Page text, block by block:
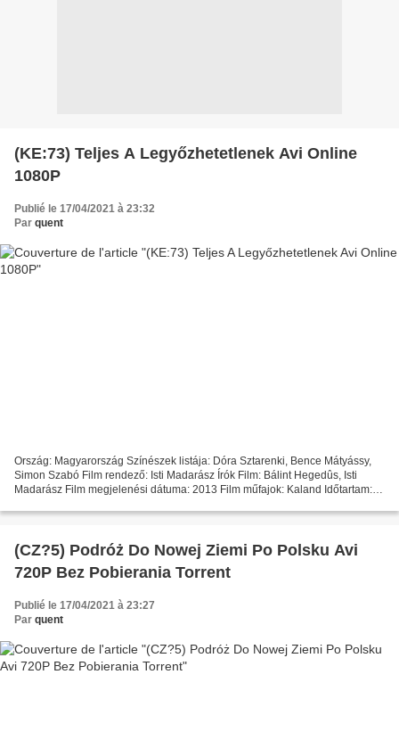
(KE:73) Teljes A Legyőzhetetlenek Avi Online
1080P
Publié le 17/04/2021 à 23:32
Par quent
Ország: Magyarország Színészek listája: Dóra Sztarenki, Bence Mátyássy,
Simon Szabó Film rendező: Isti Madarász Írók Film: Bálint Hegedûs, Isti
Madarász Film megjelenési dátuma: 2013 Film műfajok: Kaland Időtartam:
(CZ?5) Podróż Do Nowej Ziemi Po Polsku Avi
720P Bez Pobierania Torrent
Publié le 17/04/2021 à 23:27
Par quent